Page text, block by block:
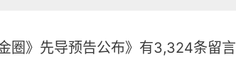
圈》先导预告公布》有3,324条留言